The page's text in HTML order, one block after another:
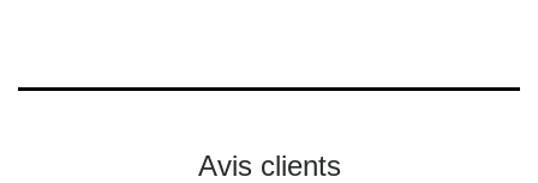
Avis clients